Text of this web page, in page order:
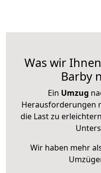
Was wir
Barby
Ein Umzug
Herausforderungen
die Last zu
Wir haben mehr